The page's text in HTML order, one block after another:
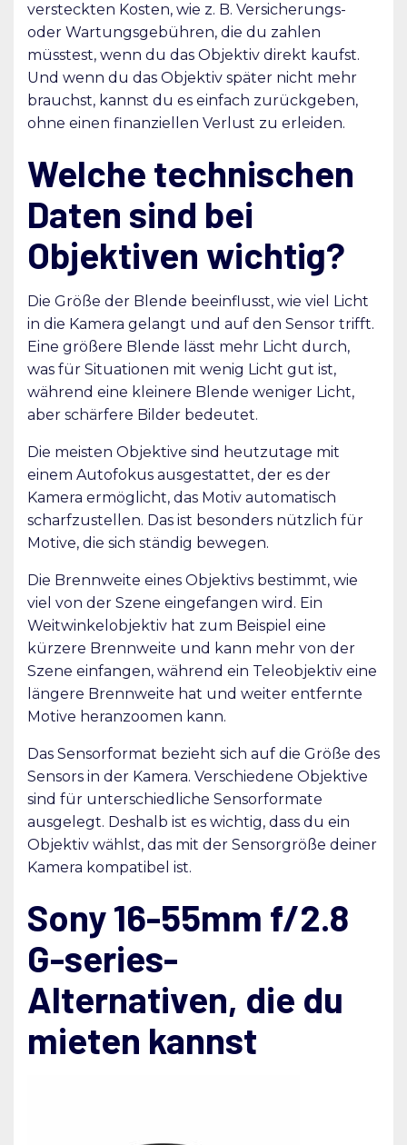
versteckten Kosten, wie z. B. Versicherungs-
oder Wartungsgebühren, die du zahlen
müsstest, wenn du das Objektiv direkt kaufst.
Und wenn du das Objektiv später nicht mehr
brauchst, kannst du es einfach zurückgeben,
ohne einen finanziellen Verlust zu erleiden.
Welche technischen
Daten sind bei
Objektiven wichtig?
Die Größe der Blende beeinflusst, wie viel Licht
in die Kamera gelangt und auf den Sensor trifft.
Eine größere Blende lässt mehr Licht durch,
was für Situationen mit wenig Licht gut ist,
während eine kleinere Blende weniger Licht,
aber schärfere Bilder bedeutet.
Die meisten Objektive sind heutzutage mit
einem Autofokus ausgestattet, der es der
Kamera ermöglicht, das Motiv automatisch
scharfzustellen. Das ist besonders nützlich für
Motive, die sich ständig bewegen.
Die Brennweite eines Objektivs bestimmt, wie
viel von der Szene eingefangen wird. Ein
Weitwinkelobjektiv hat zum Beispiel eine
kürzere Brennweite und kann mehr von der
Szene einfangen, während ein Teleobjektiv eine
längere Brennweite hat und weiter entfernte
Motive heranzoomen kann.
Das Sensorformat bezieht sich auf die Größe des
Sensors in der Kamera. Verschiedene Objektive
sind für unterschiedliche Sensorformate
ausgelegt. Deshalb ist es wichtig, dass du ein
Objektiv wählst, das mit der Sensorgröße deiner
Kamera kompatibel ist.
Sony 16-55mm f/2.8
G-series-
Alternativen, die du
mieten kannst